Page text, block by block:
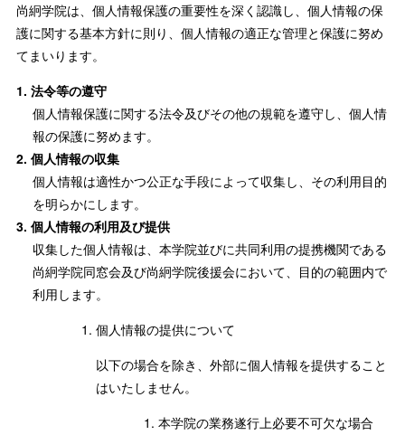
尚絅学院は、個人情報保護の重要性を深く認識し、個人情報の保
護に関する基本方針に則り、個人情報の適正な管理と保護に努め
てまいります。
法令等の遵守
個人情報保護に関する法令及びその他の規範を遵守し、個人情
報の保護に努めます。
個人情報の収集
個人情報は適性かつ公正な手段によって収集し、その利用目的
を明らかにします。
個人情報の利用及び提供
収集した個人情報は、本学院並びに共同利用の提携機関である
尚絅学院同窓会及び尚絅学院後援会において、目的の範囲内で
利用します。
個人情報の提供について
以下の場合を除き、外部に個人情報を提供すること
はいたしません。
本学院の業務遂行上必要不可欠な場合